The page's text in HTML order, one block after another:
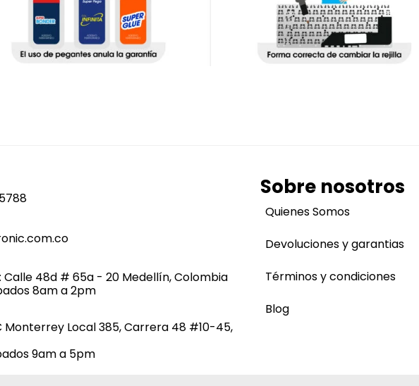
Calle 48d # 65a - 20 Medellín, Colombia
8am a 2pm
Monterrey Local 385, Carrera 48 #10-45,
9am a 5pm
Sobre nosotros
Quienes Somos
Devoluciones y garantias
Términos y condiciones
Blog